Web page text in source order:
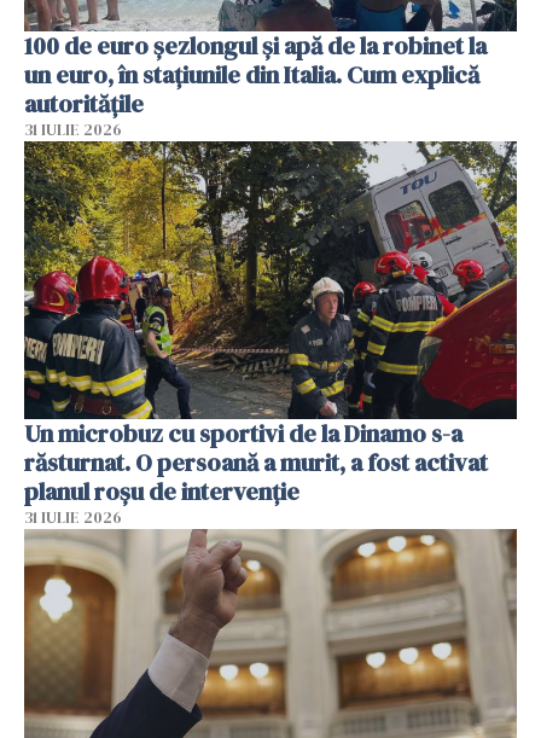
100 de euro șezlongul și apă de la robinet la
un euro, în stațiunile din Italia. Cum explică
autoritățile
31 IULIE 2026
Un microbuz cu sportivi de la Dinamo s-a
răsturnat. O persoană a murit, a fost activat
planul roșu de intervenție
31 IULIE 2026